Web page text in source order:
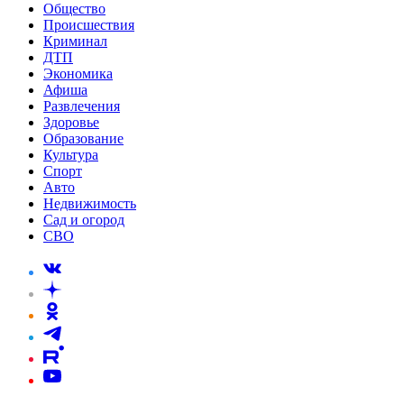
Общество
Происшествия
Криминал
ДТП
Экономика
Афиша
Развлечения
Здоровье
Образование
Культура
Спорт
Авто
Недвижимость
Сад и огород
СВО